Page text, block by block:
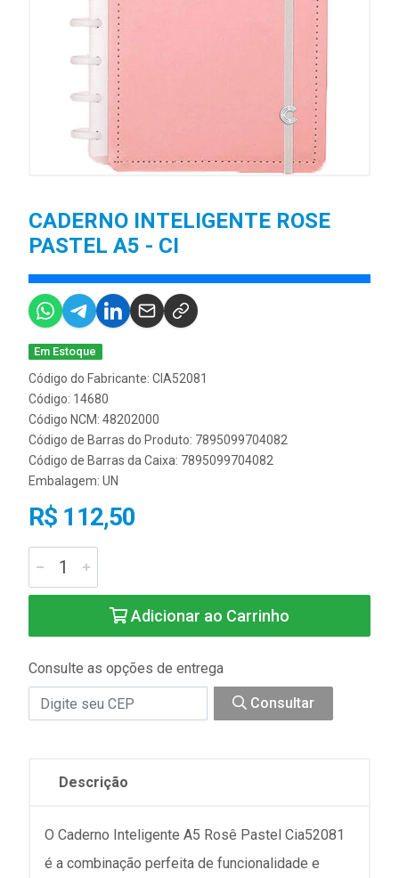
CADERNO INTELIGENTE ROSE
PASTEL A5 - CI
Em Estoque
Código do Fabricante: CIA52081
Código: 14680
Código NCM: 48202000
Código de Barras do Produto: 7895099704082
Código de Barras da Caixa: 7895099704082
Embalagem: UN
R$ 112,50
Adicionar ao Carrinho
Consulte as opções de entrega
Consultar
Descrição
O Caderno Inteligente A5 Rosê Pastel Cia52081
é a combinação perfeita de funcionalidade e